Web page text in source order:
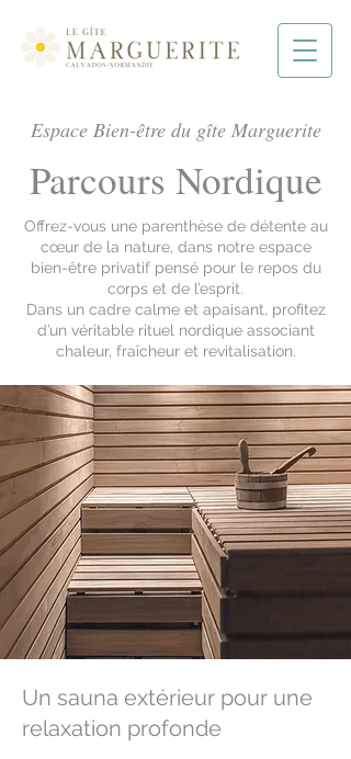
Espace Bien-être du gîte Marguerite
Parcours Nordique
Offrez-vous une parenthèse de détente au
cœur de la nature, dans notre espace
bien-être privatif pensé pour le repos du
corps et de l’esprit.
Dans un cadre calme et apaisant, profitez
d’un véritable rituel nordique associant
chaleur, fraîcheur et revitalisation.
Un sauna extérieur pour une
relaxation profonde